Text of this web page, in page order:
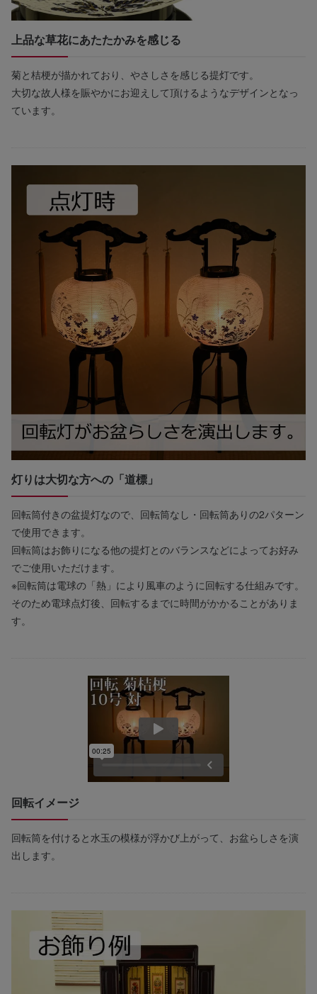
上品な草花にあたたかみを感じる
菊と桔梗が描かれており、やさしさを感じる提灯です。
大切な故人様を賑やかにお迎えして頂けるようなデザインとなっ
ています。
灯りは大切な方への「道標」
回転筒付きの盆提灯なので、回転筒なし・回転筒ありの2パターン
で使用できます。
回転筒はお飾りになる他の提灯とのバランスなどによってお好み
でご使用いただけます。
※回転筒は電球の「熱」により風車のように回転する仕組みです。
そのため電球点灯後、回転するまでに時間がかかることがありま
す。
回転イメージ
回転筒を付けると水玉の模様が浮かび上がって、お盆らしさを演
出します。